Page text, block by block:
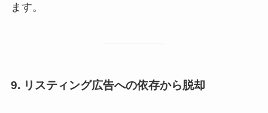
ます。
9. リスティング広告への依存から脱却